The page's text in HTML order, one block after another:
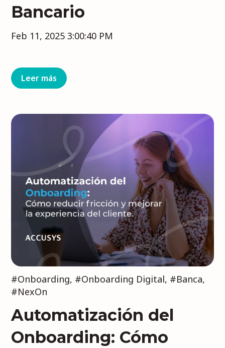
Bancario
Feb 11, 2025 3:00:40 PM
Leer más
#Onboarding, #Onboarding Digital, #Banca,
#NexOn
Automatización del
Onboarding: Cómo